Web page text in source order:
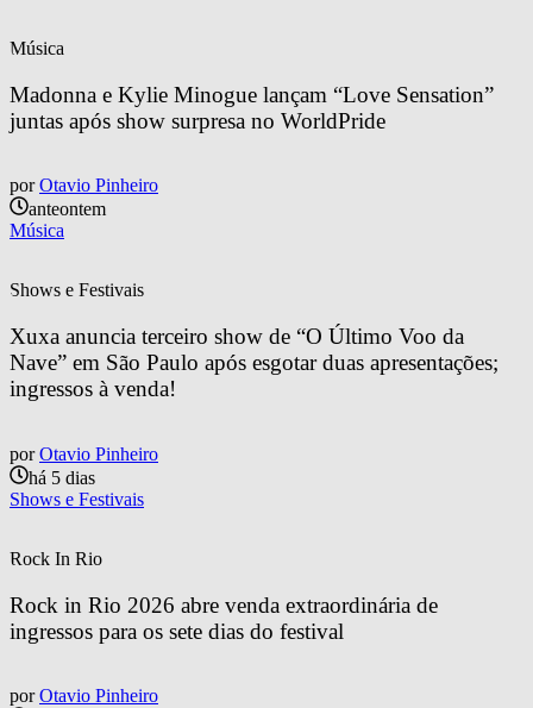
Música
Madonna e Kylie Minogue lançam “Love Sensation”
juntas após show surpresa no WorldPride
por Otavio Pinheiro
anteontem
Música
Shows e Festivais
Xuxa anuncia terceiro show de “O Último Voo da
Nave” em São Paulo após esgotar duas apresentações;
ingressos à venda!
por Otavio Pinheiro
há 5 dias
Shows e Festivais
Rock In Rio
Rock in Rio 2026 abre venda extraordinária de
ingressos para os sete dias do festival
por Otavio Pinheiro